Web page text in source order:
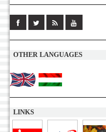
OTHER LANGUAGES
LINKS